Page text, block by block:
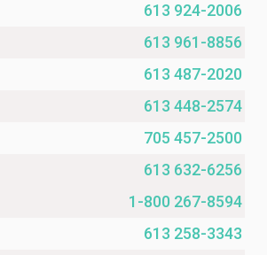
613 924-2006
613 961-8856
613 487-2020
613 448-2574
705 457-2500
613 632-6256
1-800 267-8594
613 258-3343